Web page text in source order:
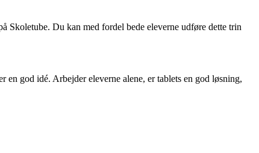
Skoletube. Du kan med fordel bede eleverne udføre dette trin
en god idé. Arbejder eleverne alene, er tablets en god løsning,